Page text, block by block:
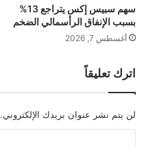
ا
ح
ت
ل
ا
ك
ن
ف
س
سهم سبيس إكس يتراجع 13%
بسبب الإنفاق الرأسمالي الضخم
أغسطس 7, 2026
اترك تعليقاً
لن يتم نشر عنوان بريدك الإلكتروني.